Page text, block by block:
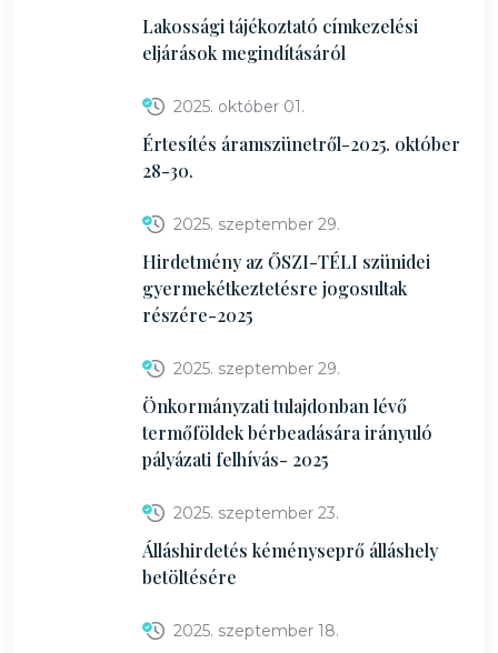
Lakossági tájékoztató címkezelési
eljárások megindításáról
2025. október 01.
Értesítés áramszünetről-2025. október
28-30.
2025. szeptember 29.
Hirdetmény az ŐSZI-TÉLI szünidei
gyermekétkeztetésre jogosultak
részére-2025
2025. szeptember 29.
Önkormányzati tulajdonban lévő
termőföldek bérbeadására irányuló
pályázati felhívás- 2025
2025. szeptember 23.
Álláshirdetés kéményseprő álláshely
betöltésére
2025. szeptember 18.